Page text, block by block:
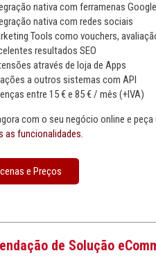
nativa com ferramenas Google
nativa com redes sociais
Tools como vouchers,
resultados SEO
através de loja de Apps
a outros sistemas com API
entre 15 € e 85 € / mês (+IVA)
com o seu negócio online e
as funcionalidades.
e Preços
de Solução